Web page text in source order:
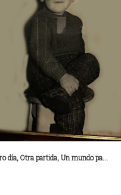
día, Otra partida, Un mundo pa...